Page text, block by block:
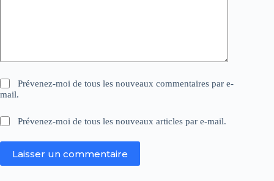
Prévenez-moi de tous les nouveaux commentaires par e-
mail.
Prévenez-moi de tous les nouveaux articles par e-mail.
Laisser un commentaire